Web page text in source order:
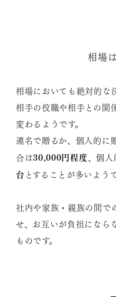
相場
相場においても絶対的な
相手の役職や相手との関
変わるようです。
連名で贈るか、個人的に
合は30,000円程度、個人
台 とすることが多いようで
社内や家族・親族の間で
せ、お互いが負担になら
ものです。